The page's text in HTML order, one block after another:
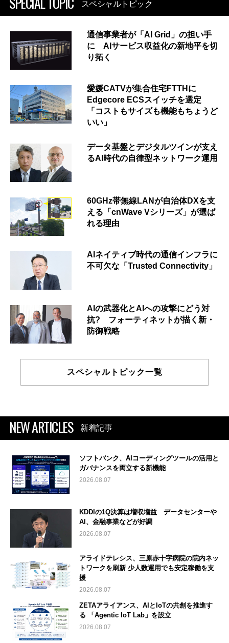
スペシャルトピック
通信事業者が「AI Grid」の担い手
に AIサービス収益化の新地平を切
り拓く
愛媛CATVが集合住宅FTTHに
Edgecore ECSスイッチを選定
「コストもサイズも機能もちょうど
いい」
データ基盤とデジタルツインが支え
るAI時代の自律型ネットワーク運用
60GHz帯無線LANが自治体DXを支
える「cnWave Vシリーズ」が選ば
れる理由
AIネイティブ時代の通信インフラに
不可欠な「Trusted Connectivity」
AIの武器化とAIへの攻撃にどう対
抗? フォーティネットが描く新・
防御戦略
スペシャルトピック一覧
NEW ARTICLES 新着記事
ソフトバンク、AIコーディングツールの活用と
ガバナンスを両立する新機能
2026.08.07
KDDIの1Q決算は増収増益 データセンターや
AI、金融事業などが好調
2026.08.07
アライドテレシス、三原赤十字病院の院内ネッ
トワークを刷新 少人数運用でも安定稼働を支
援
2026.08.07
ZETAアライアンス、AIとIoTの共創を推進す
る 「Agentic IoT Lab」を設立
2026.08.07